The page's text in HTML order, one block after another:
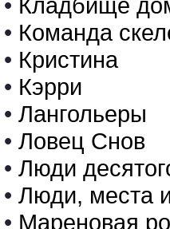
• Команда
• Кристина
• Кэрри
• Лангольеры
• Ловец Снов
• Люди
• Люди, места
• Мареновая